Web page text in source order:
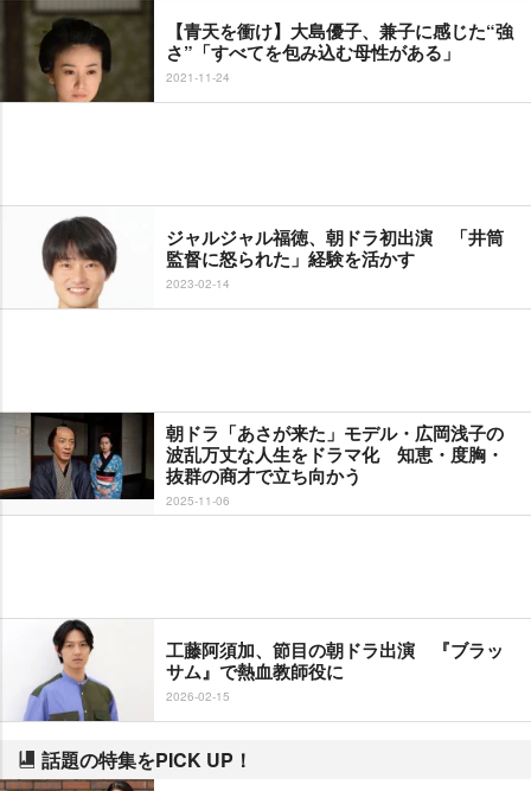
【青天を衝け】大島優子、兼子に感じた“強
さ”「すべてを包み込む母性がある」
2021-11-24
ジャルジャル福徳、朝ドラ初出演 「井筒
監督に怒られた」経験を活かす
2023-02-14
朝ドラ「あさが来た」モデル・広岡浅子の
波乱万丈な人生をドラマ化 知恵・度胸・
抜群の商才で立ち向かう
2025-11-06
工藤阿須加、節目の朝ドラ出演 『ブラッ
サム』で熱血教師役に
2026-02-15
話題の特集をPICK UP！